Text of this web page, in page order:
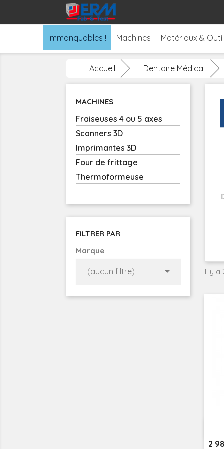
Immanquables ! Machines Matériaux &
Accueil Dentaire Médical
MACHINES
Fraiseuses 4 ou 5 axes
Scanners 3D
Imprimantes 3D
Four de frittage
Thermoformeuse
FILTRER PAR
Marque
(aucun filtre)  Il y a
Prix
2